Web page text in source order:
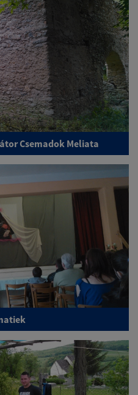
Csemadok Meliata